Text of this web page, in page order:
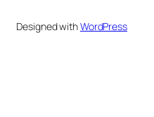
Designed withWordPress